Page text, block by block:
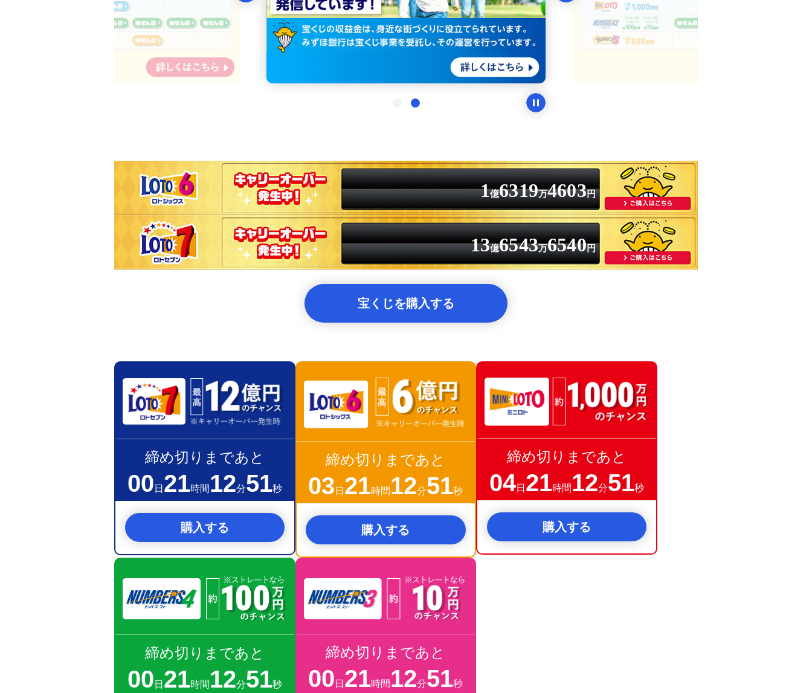
1億6319万4603 円
13億6543万6540 円
宝くじを購入する
締め切りまであと
00 日 21時間 12分50秒
購入する
締め切りまであと
03 日 21時間 12分50秒
購入する
締め切りまであと
04日 21時間 12分50秒
購入する
締め切りまであと
00 日 21時間 12分50秒
締め切りまであと
00 日 21時間 12分50秒